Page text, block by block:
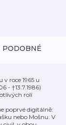
PODOBNÉ
roce 1965 u
- †13.7.1986)
rolí
poprvé digitálně:
nebo Mošnu. V